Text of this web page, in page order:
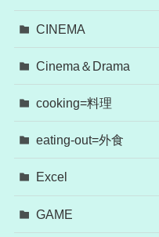
CINEMA
Cinema＆Drama
cooking=料理
eating-out=外食
Excel
GAME